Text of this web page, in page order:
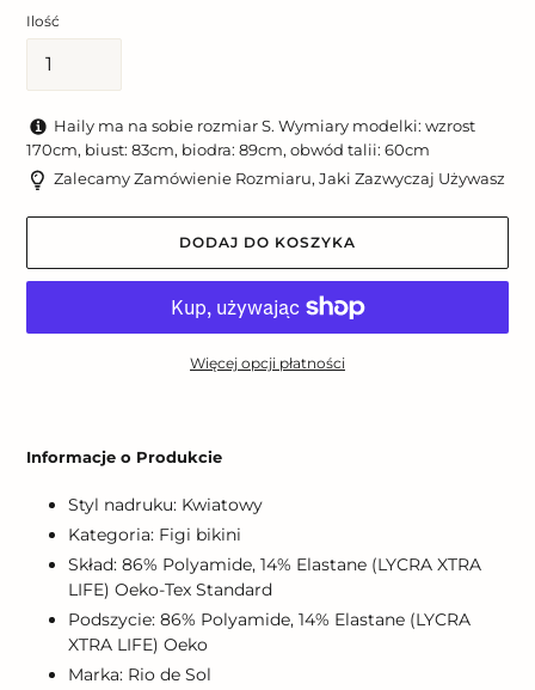
Ilość
Haily ma na sobie rozmiar S. Wymiary modelki: wzrost
170cm, biust: 83cm, biodra: 89cm, obwód talii: 60cm
Zalecamy Zamówienie Rozmiaru, Jaki Zazwyczaj Używasz
DODAJ DO KOSZYKA
Więcej opcji płatności
do
Informacje o Produkcie
Styl nadruku: Kwiatowy
Kategoria: Figi bikini
Skład: 86% Polyamide, 14% Elastane (LYCRA XTRA
LIFE) Oeko-Tex Standard
Podszycie: 86% Polyamide, 14% Elastane (LYCRA
XTRA LIFE) Oeko
Marka: Rio de Sol